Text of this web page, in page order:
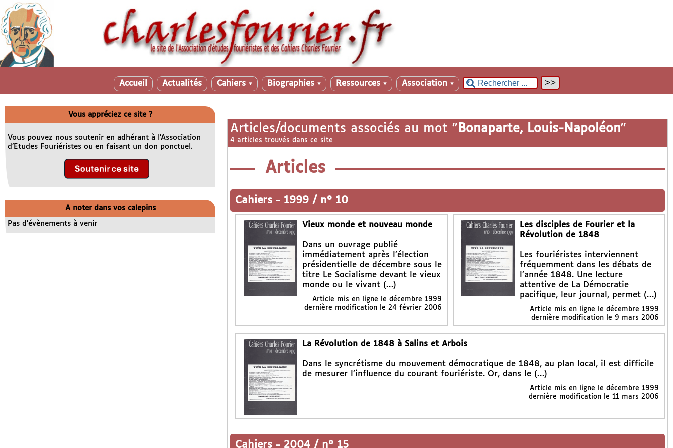
Accueil Actualités Cahiers ▼ Biographies ▼ Ressources ▼ Association ▼
Articles/documents associés au mot " Bonaparte, Louis-Napoléon"
4 articles trouvés dans ce site
Articles
Cahiers - 1999 / n° 10
Vieux monde et nouveau monde
Dans un ouvrage publié
immédiatement après l’élection
présidentielle de décembre sous le
titre Le Socialisme devant le vieux
monde ou le vivant (…)
Article mis en ligne le décembre 1999
dernière modification le 24 février 2006
Les disciples de Fourier et la
Révolution de 1848
Les fouriéristes interviennent
fréquemment dans les débats de
l’année 1848. Une lecture
attentive de La Démocratie
pacifique, leur journal, permet (…)
Article mis en ligne ledécembre 1999
dernière modification le 9 mars 2006
La Révolution de 1848 à Salins et Arbois
Dans le syncrétisme du mouvement démocratique de 1848, au plan local, il est difficile
de mesurer l’influence du courant fouriériste. Or, dans le (…)
Article mis en ligne le décembre 1999
dernière modification le 11 mars 2006
Cahiers - 2004 / n° 15
Vous appréciez ce site ?
Vous pouvez nous soutenir en adhérant à l’Association
d’Etudes Fouriéristes ou en faisant un don ponctuel.
A noter dans vos calepins
Pas d’évènements à venir